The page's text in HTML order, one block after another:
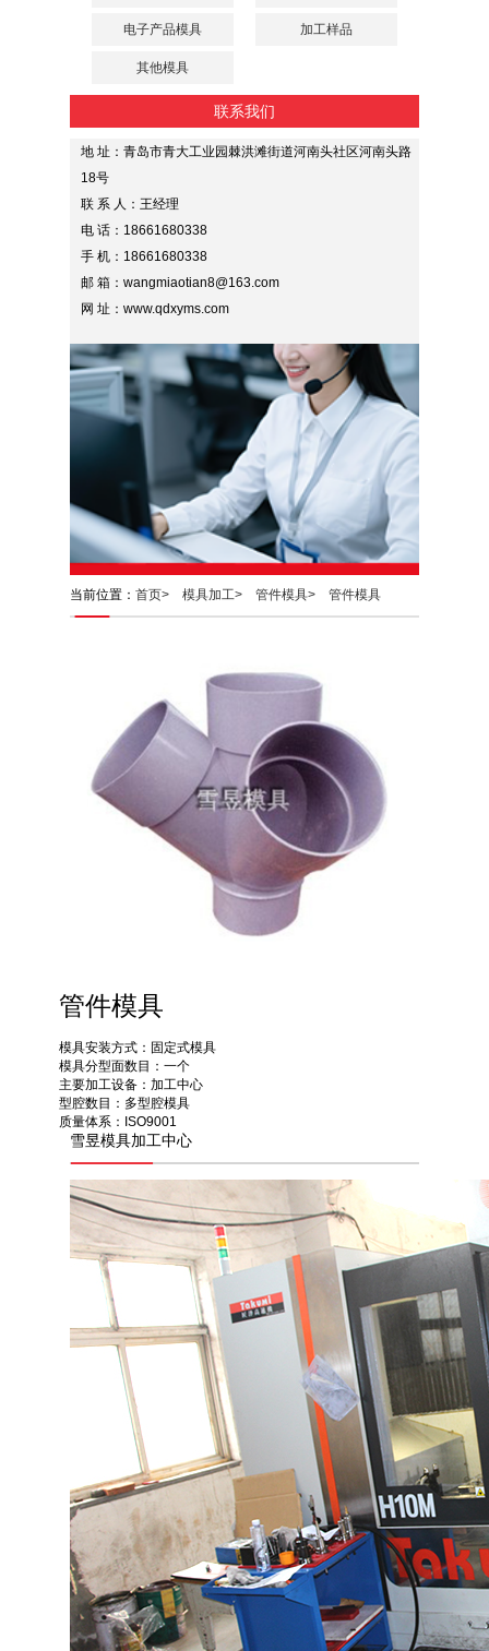
电子产品模具 加工样品
其他模具
联系我们
地 址：青岛市青大工业园棘洪滩街道河南头社区河南头路
18号
联 系 人：王经理
电 话：18661680338
手 机：18661680338
邮 箱：wangmiaotian8@163.com
网 址：www.qdxyms.com
当前位置： 首页> 模具加工> 管件模具> 管件模具
管件模具
模具安装方式：固定式模具
模具分型面数目：一个
主要加工设备：加工中心
型腔数目：多型腔模具
质量体系：ISO9001
雪昱模具加工中心